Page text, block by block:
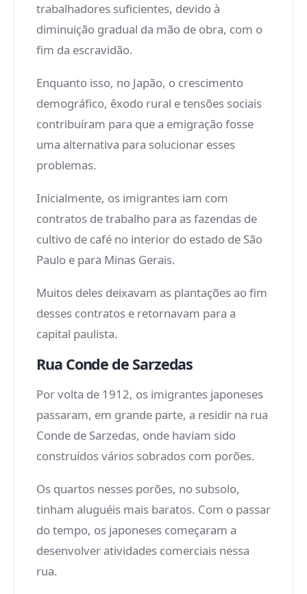
trabalhadores suficientes, devido à
diminuição gradual da mão de obra, com o
fim da escravidão.
Enquanto isso, no Japão, o crescimento
demográfico, êxodo rural e tensões sociais
contribuíram para que a emigração fosse
uma alternativa para solucionar esses
problemas.
Inicialmente, os imigrantes iam com
contratos de trabalho para as fazendas de
cultivo de café no interior do estado de São
Paulo e para Minas Gerais.
Muitos deles deixavam as plantações ao fim
desses contratos e retornavam para a
capital paulista.
Rua Conde de Sarzedas
Por volta de 1912, os imigrantes japoneses
passaram, em grande parte, a residir na rua
Conde de Sarzedas, onde haviam sido
construídos vários sobrados com porões.
Os quartos nesses porões, no subsolo,
tinham aluguéis mais baratos. Com o passar
do tempo, os japoneses começaram a
desenvolver atividades comerciais nessa
rua.